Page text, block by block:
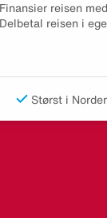
Finansier reisen
Delbetal reisen i
Størst i